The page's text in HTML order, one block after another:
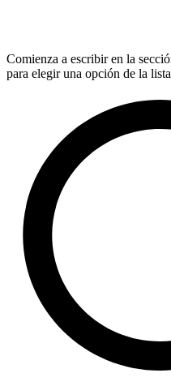
Comienza a escribir en la
para elegir una opción de la